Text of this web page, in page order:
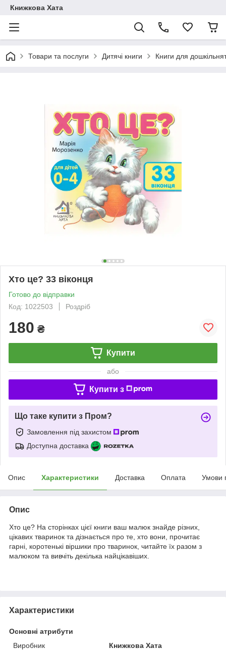
Книжкова Хата
Товари та послуги Дитячі книги Книги для
Хто це? 33 віконця
Готово до відправки
Код: 1022503
Роздріб
180 ₴
Купити
або
Купити з
Що таке купити з Пром?
Замовлення під захистом
Доступна доставка
Опис Характеристики Доставка Оплата Умови
Опис
Хто це? На сторінках цієї книги ваш малюк знайде різних,
цікавих тваринок та дізнається про те, хто вони, прочитає
гарні, коротенькі віршики про тваринок, читайте їх разом з
малюком та вивчіть декілька найцікавіших.
Характеристики
Основні атрибути
Виробник
Книжкова Хата